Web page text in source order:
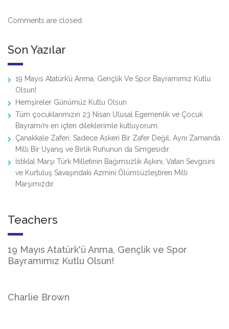
Comments are closed.
Son Yazılar
19 Mayıs Atatürk’ü Anma, Gençlik Ve Spor Bayramımız Kutlu
Olsun!
Hemşireler Günümüz Kutlu Olsun
Tüm çocuklarımızın 23 Nisan Ulusal Egemenlik ve Çocuk
Bayramı’nı en içten dileklerimle kutluyorum.
Çanakkale Zaferi, Sadece Askeri Bir Zafer Değil, Aynı Zamanda
Milli Bir Uyanış ve Birlik Ruhunun da Simgesidir.
İstiklal Marşı Türk Milletinin Bağımsızlık Aşkını, Vatan Sevgisini
ve Kurtuluş Savaşındaki Azmini Ölümsüzleştiren Milli
Marşımızdır.
Teachers
19 Mayıs Atatürk'ü Anma, Gençlik ve Spor
Bayramımız Kutlu Olsun!
Charlie Brown